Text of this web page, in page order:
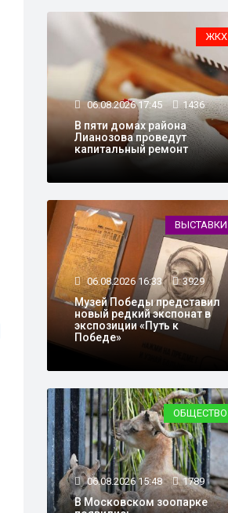
МЕРОПРИЯТИЯ
ЖКХ
06.08.2026 17:45 1436
В пяти домах района
Лианозова проведут
капитальный ремонт
ВЫСТАВКИ
06.08.2026 16:33 3929
Музей Победы представил
новый редкий экспонат в
экспозиции «Путь к
Победе»
ОБЩЕСТВО
06.08.2026 15:48 1789
В Московском зоопарке